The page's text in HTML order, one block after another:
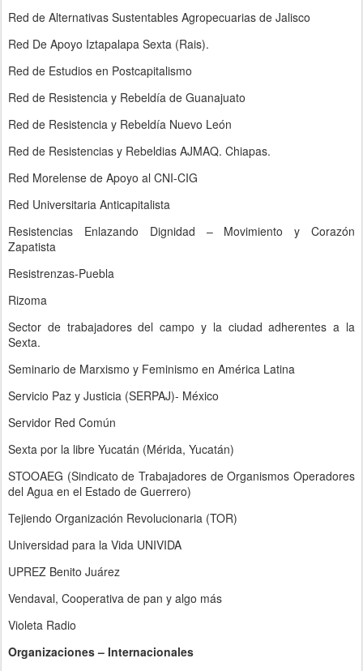
Red de Alternativas Sustentables Agropecuarias de Jalisco
Red De Apoyo Iztapalapa Sexta (Rais).
Red de Estudios en Postcapitalismo
Red de Resistencia y Rebeldía de Guanajuato
Red de Resistencia y Rebeldía Nuevo León
Red de Resistencias y Rebeldias AJMAQ. Chiapas.
Red Morelense de Apoyo al CNI-CIG
Red Universitaria Anticapitalista
Resistencias Enlazando Dignidad – Movimiento y Corazón
Zapatista
Resistrenzas-Puebla
Rizoma
Sector de trabajadores del campo y la ciudad adherentes a la
Sexta.
Seminario de Marxismo y Feminismo en América Latina
Servicio Paz y Justicia (SERPAJ)- México
Servidor Red Común
Sexta por la libre Yucatán (Mérida, Yucatán)
STOOAEG (Sindicato de Trabajadores de Organismos Operadores
del Agua en el Estado de Guerrero)
Tejiendo Organización Revolucionaria (TOR)
Universidad para la Vida UNIVIDA
UPREZ Benito Juárez
Vendaval, Cooperativa de pan y algo más
Violeta Radio
Organizaciones – Internacionales